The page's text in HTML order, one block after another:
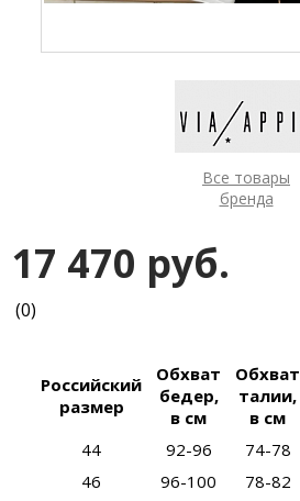
Все товары
бренда
17 470 руб.
(0)
Российский
размер
Обхват
бедер,
в см
Обхват
талии,
в см
44
92-96 74-78
46
96-100 78-82